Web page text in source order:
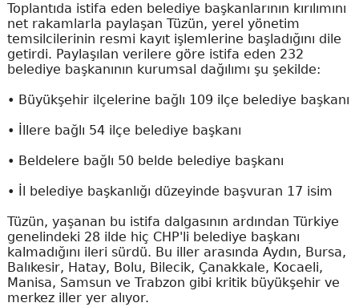
Toplantıda istifa eden belediye başkanlarının kırılımını
net rakamlarla paylaşan Tüzün, yerel yönetim
temsilcilerinin resmi kayıt işlemlerine başladığını dile
getirdi. Paylaşılan verilere göre istifa eden 232
belediye başkanının kurumsal dağılımı şu şekilde:
• Büyükşehir ilçelerine bağlı 109 ilçe belediye başkanı
• İllere bağlı 54 ilçe belediye başkanı
• Beldelere bağlı 50 belde belediye başkanı
• İl belediye başkanlığı düzeyinde başvuran 17 isim
Tüzün, yaşanan bu istifa dalgasının ardından Türkiye
genelindeki 28 ilde hiç CHP'li belediye başkanı
kalmadığını ileri sürdü. Bu iller arasında Aydın, Bursa,
Balıkesir, Hatay, Bolu, Bilecik, Çanakkale, Kocaeli,
Manisa, Samsun ve Trabzon gibi kritik büyükşehir ve
merkez iller yer alıyor.